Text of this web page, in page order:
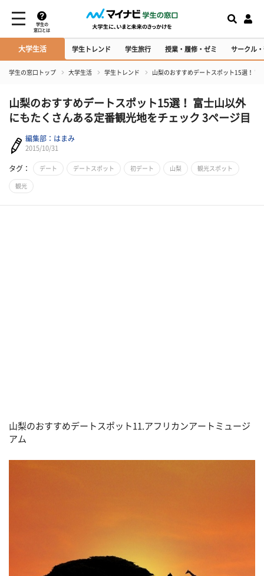
学生の
窓口とは
大学生活 学生トレンド 学生旅行 授業・履修・ゼミ サークル
学生の窓口トップ 大学生活 学生トレンド 山梨のおすすめデートスポット15選！
山梨のおすすめデートスポット15選！ 富士山以外
にもたくさんある定番観光地をチェック 3ページ目
編集部：はまみ
2015/10/31
タグ： デート デートスポット 初デート 山梨 観光スポット
観光
山梨のおすすめデートスポット11.アフリカンアートミュージ
アム